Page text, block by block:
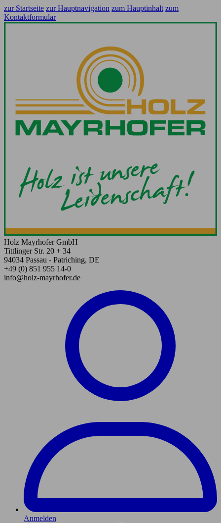
zur Startseite zur Hauptnavigation zum Hauptinhalt zum
Kontaktformular
Holz Mayrhofer GmbH
Tittlinger Str. 20 + 34
94034 Passau - Patriching, DE
+49 (0) 851 955 14-0
info@holz-mayrhofer.de
Anmelden